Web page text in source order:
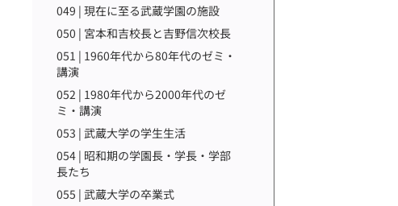
049 | 現在に至る武蔵学園の施設
050 | 宮本和吉校長と吉野信次校長
051 | 1960年代から80年代のゼミ・
講演
052 | 1980年代から2000年代のゼ
ミ・講演
053 | 武蔵大学の学生生活
054 | 昭和期の学園長・学長・学部
長たち
055 | 武蔵大学の卒業式